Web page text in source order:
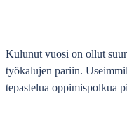
Kulunut vuosi on ollut
työkalujen pariin.
tepastelua oppimispolkua